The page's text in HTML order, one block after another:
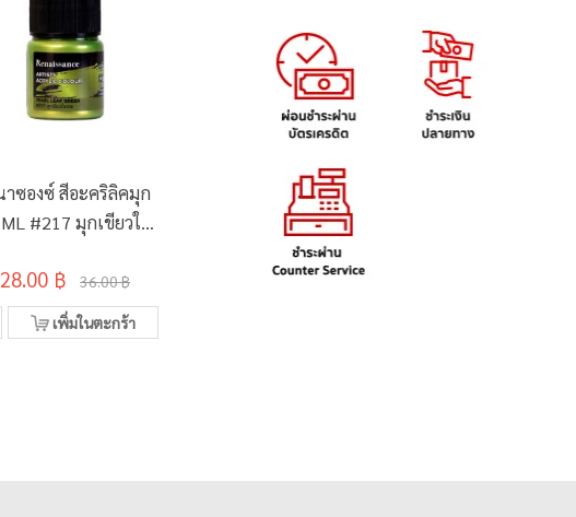
าซองซ์ สีอะคริลิคมุก
#217 มุกเขียวใบ
28.00 ฿ 36.00 ฿
เพิ่มในตะกร้า
จานสีนํ้าแบบกลมเรนา
ซองซ์รุ่น RNS-D1 ขนาด
17x17ซม.
28.00 ฿ 35.00 ฿